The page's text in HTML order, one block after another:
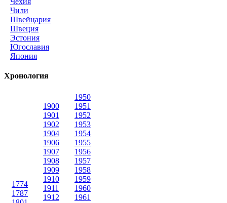
Чили
Швейцария
Швеция
Эстония
Югославия
Япония
Хронология
1774
1787
1900
1901
1902
1904
1906
1907
1908
1909
1910
1911
1912
1950
1951
1952
1953
1954
1955
1956
1957
1958
1959
1960
1961